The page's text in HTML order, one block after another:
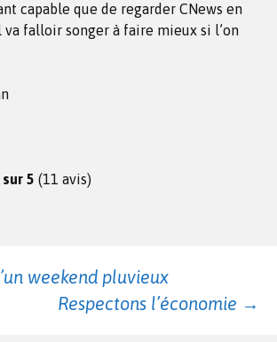
capable que de regarder CNews en
va falloir songer à faire mieux si l’on
5 (11 avis)
weekend pluvieux
Respectons l’économie →